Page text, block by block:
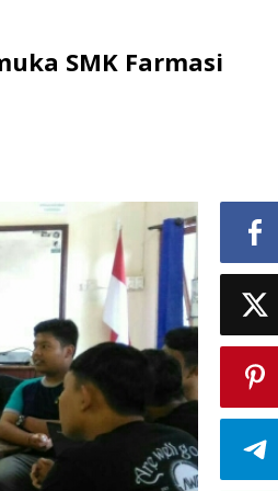
SMK Farmasi